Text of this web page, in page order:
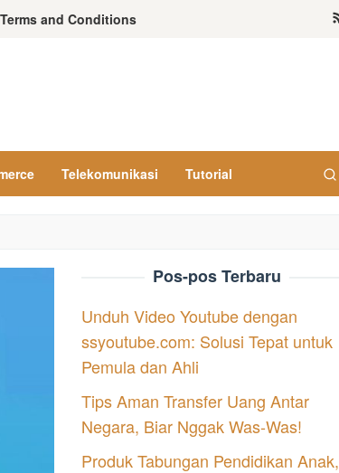
Terms and Conditions
Telekomunikasi Tutorial
Pos-pos Terbaru
Unduh Video Youtube dengan
ssyoutube.com: Solusi Tepat untuk
Pemula dan Ahli
Tips Aman Transfer Uang Antar
Negara, Biar Nggak Was-Was!
Produk Tabungan Pendidikan Anak,